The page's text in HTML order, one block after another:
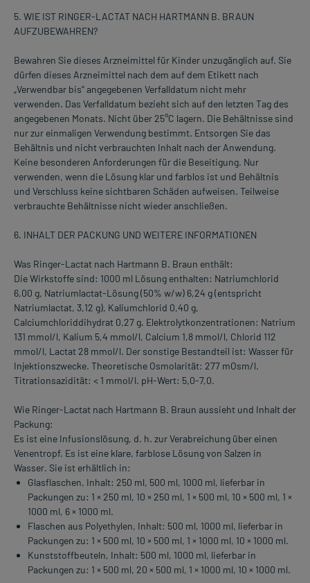
5. WIE IST RINGER-LACTAT NACH HARTMANN B. BRAUN
AUFZUBEWAHREN?
Bewahren Sie dieses Arzneimittel für Kinder unzugänglich auf. Sie
dürfen dieses Arzneimittel nach dem auf dem Etikett nach
„Verwendbar bis“ angegebenen Verfalldatum nicht mehr
verwenden. Das Verfalldatum bezieht sich auf den letzten Tag des
angegebenen Monats. Nicht über 25°C lagern. Die Behältnisse sind
nur zur einmaligen Verwendung bestimmt. Entsorgen Sie das
Behältnis und nicht verbrauchten Inhalt nach der Anwendung.
Keine besonderen Anforderungen für die Beseitigung. Nur
verwenden, wenn die Lösung klar und farblos ist und Behältnis
und Verschluss keine sichtbaren Schäden aufweisen. Teilweise
verbrauchte Behältnisse nicht wieder anschließen.
6. INHALT DER PACKUNG UND WEITERE INFORMATIONEN
Was Ringer-Lactat nach Hartmann B. Braun enthält:
Die Wirkstoffe sind: 1000 ml Lösung enthalten: Natriumchlorid
6,00 g, Natriumlactat-Lösung (50% w/w) 6,24 g (entspricht
Natriumlactat, 3,12 g), Kaliumchlorid 0,40 g,
Calciumchloriddihydrat 0,27 g. Elektrolytkonzentrationen: Natrium
131 mmol/l, Kalium 5,4 mmol/l, Calcium 1,8 mmol/l, Chlorid 112
mmol/l, Lactat 28 mmol/l. Der sonstige Bestandteil ist: Wasser für
Injektionszwecke. Theoretische Osmolarität: 277 mOsm/l.
Titrationsazidität: < 1 mmol/l. pH-Wert: 5,0-7,0.
Wie Ringer-Lactat nach Hartmann B. Braun aussieht und Inhalt der
Packung:
Es ist eine Infusionslösung, d. h. zur Verabreichung über einen
Venentropf. Es ist eine klare, farblose Lösung von Salzen in
Wasser. Sie ist erhältlich in:
Glasflaschen, Inhalt: 250 ml, 500 ml, 1000 ml, lieferbar in
Packungen zu: 1 × 250 ml, 10 × 250 ml, 1 × 500 ml, 10 × 500 ml, 1 ×
1000 ml, 6 × 1000 ml.
Flaschen aus Polyethylen, Inhalt: 500 ml, 1000 ml, lieferbar in
Packungen zu: 1 × 500 ml, 10 × 500 ml, 1 × 1000 ml, 10 × 1000 ml.
Kunststoffbeuteln, Inhalt: 500 ml, 1000 ml, lieferbar in
Packungen zu: 1 × 500 ml, 20 × 500 ml, 1 × 1000 ml, 10 × 1000 ml.